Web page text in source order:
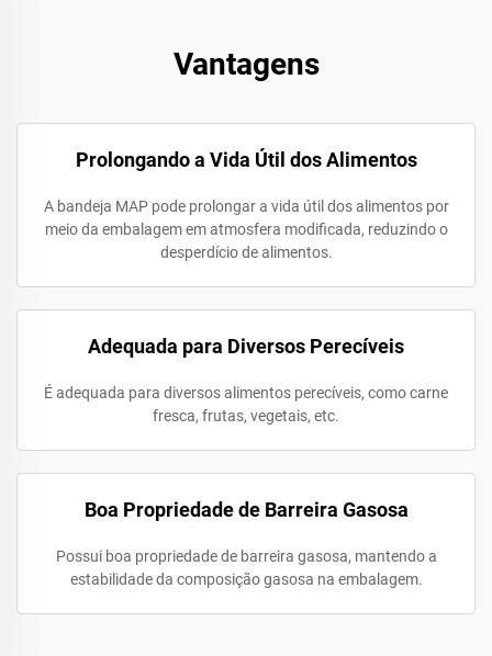
Vantagens
Prolongando a Vida Útil dos Alimentos
A bandeja MAP pode prolongar a vida útil dos alimentos por
meio da embalagem em atmosfera modificada, reduzindo o
desperdício de alimentos.
Adequada para Diversos Perecíveis
É adequada para diversos alimentos perecíveis, como carne
fresca, frutas, vegetais, etc.
Boa Propriedade de Barreira Gasosa
Possui boa propriedade de barreira gasosa, mantendo a
estabilidade da composição gasosa na embalagem.